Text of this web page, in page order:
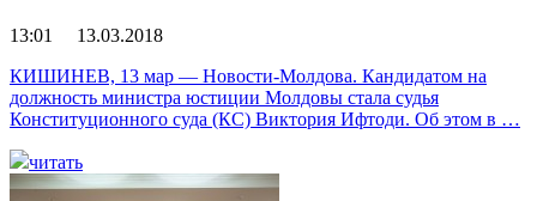
13:01 13.03.2018
КИШИНЕВ, 13 мар — Новости-Молдова. Кандидатом на
должность министра юстиции Молдовы стала судья
Конституционного суда (КС) Виктория Ифтоди. Об этом в …
читать